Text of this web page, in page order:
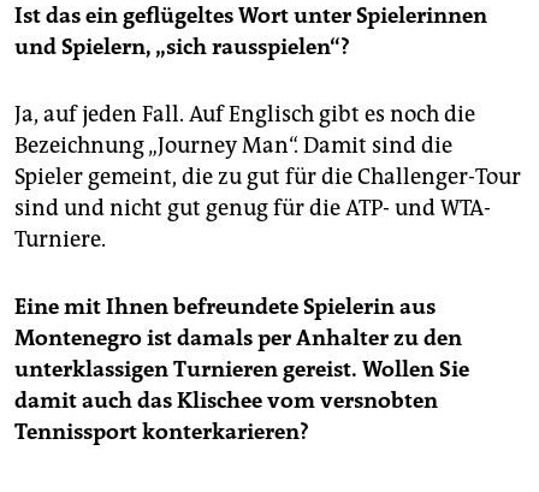
Ist das ein geflügeltes Wort unter Spielerinnen
und Spielern, „sich rausspielen“?
Ja, auf jeden Fall. Auf Englisch gibt es noch die
Bezeichnung „Journey Man“. Damit sind die
Spieler gemeint, die zu gut für die Challenger-Tour
sind und nicht gut genug für die ATP- und WTA-
Turniere.
Eine mit Ihnen befreundete Spielerin aus
Montenegro ist damals per Anhalter zu den
unterklassigen Turnieren gereist. Wollen Sie
damit auch das Klischee vom versnobten
Tennissport konterkarieren?